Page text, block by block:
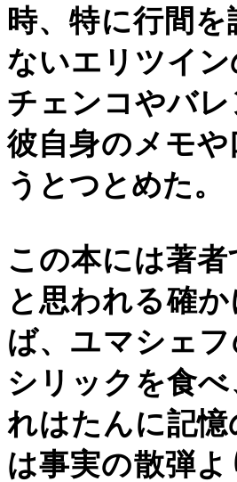
時、特に行間
ないエリツイ
チェンコやバ
彼自身のメモ
うとつとめた。
この本には著
と思われる確
ば、ユマシェ
シリックを食
れはたんに記
は事実の散弾